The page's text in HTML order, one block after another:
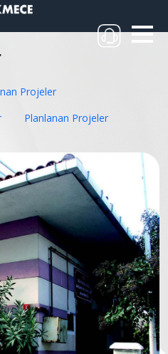
Projeler
Planlanan Projeler